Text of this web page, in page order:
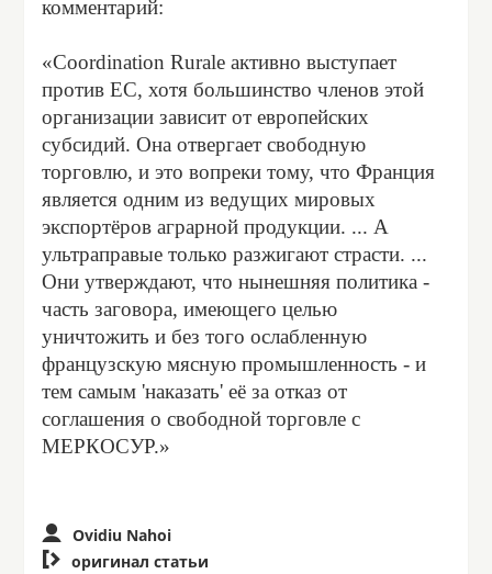
комментарий:
«Coordination Rurale активно выступает
против ЕС, хотя большинство членов этой
организации зависит от европейских
субсидий. Она отвергает свободную
торговлю, и это вопреки тому, что Франция
является одним из ведущих мировых
экспортёров аграрной продукции. ... А
ультраправые только разжигают страсти. ...
Они утверждают, что нынешняя политика -
часть заговора, имеющего целью
уничтожить и без того ослабленную
французскую мясную промышленность - и
тем самым 'наказать' её за отказ от
соглашения о свободной торговле с
МЕРКОСУР.»
Ovidiu Nahoi
 оригинал статьи